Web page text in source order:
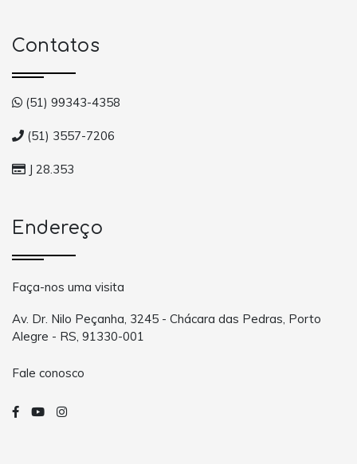
Contatos
(51) 99343-4358
(51) 3557-7206
J 28.353
Endereço
Faça-nos uma visita
Av. Dr. Nilo Peçanha, 3245 - Chácara das Pedras, Porto
Alegre - RS, 91330-001
Fale conosco